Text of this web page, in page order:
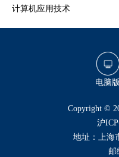
计算机应用技术
电脑版
​Copyright ©
沪
地址：上海
邮